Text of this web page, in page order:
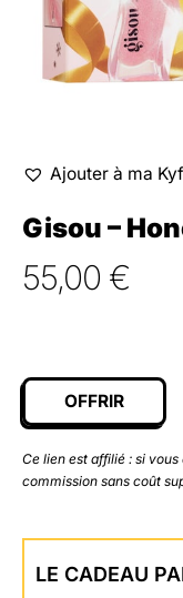
Ajouter à ma
Gisou –
55,00 €
OFFRIR
Ce lien est affilié : si
commission sans coût
LE CADEAU